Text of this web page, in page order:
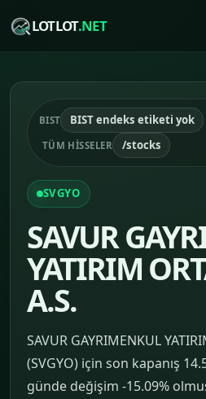
LOTLOT.NET
BIST BIST endeks etiketi yok
TÜM HISSELER /stocks
SVGYO
SAVUR
YATIRIM
A.S.
SAVUR GAYRIMENKUL
(SVGYO) için son kapanış
günde değişim -15.09%